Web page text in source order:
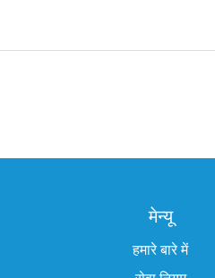
मेन्यू
हमारे बारे में